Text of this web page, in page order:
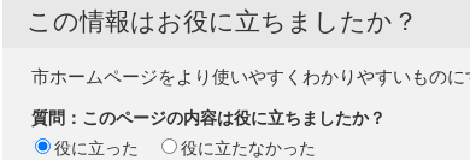
この情報はお役に立ちましたか？
市ホームページをより使いやすくわかりやすいもの
質問：このページの内容は役に立ちましたか？
役に立った
役に立たなかった